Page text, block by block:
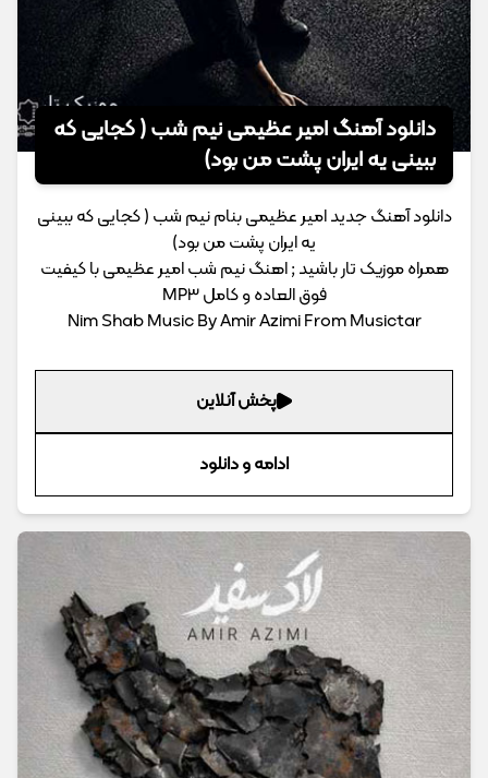
دانلود آهنگ امیر عظیمی نیم شب ( کجایی که
ببینی یه ایران پشت من بود)
دانلود آهنگ جدید امیر عظیمی بنام نیم شب ( کجایی که ببینی
یه ایران پشت من بود)
همراه موزیک تار باشید ; اهنگ نیم شب امیر عظیمی با کیفیت
فوق العاده و کامل MP3
Nim Shab Music By Amir Azimi From Musictar
پخش آنلاین
ادامه و دانلود